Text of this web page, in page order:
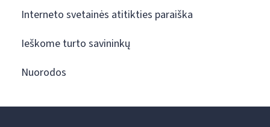
Interneto svetainės atitikties paraiška
Ieškome turto savininkų
Nuorodos